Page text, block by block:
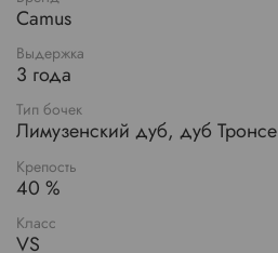
Camus
Выдержка
3 года
Тип бочек
Лимузенский дуб, дуб Тронсе
Крепость
40 %
Класс
VS